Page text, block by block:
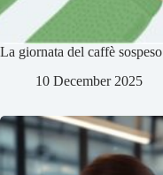
La giornata del caffè sospeso
10 December 2025